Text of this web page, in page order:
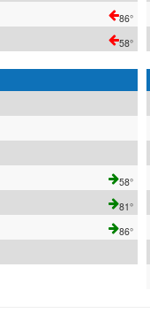
86°
58°
58°
81°
86°